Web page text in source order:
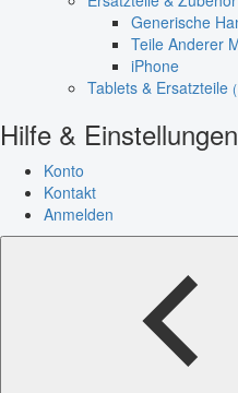
Generische
Teile Anderer
iPhone
Tablets & Ersatzteile
Hilfe & Einstellungen
Konto
Kontakt
Anmelden